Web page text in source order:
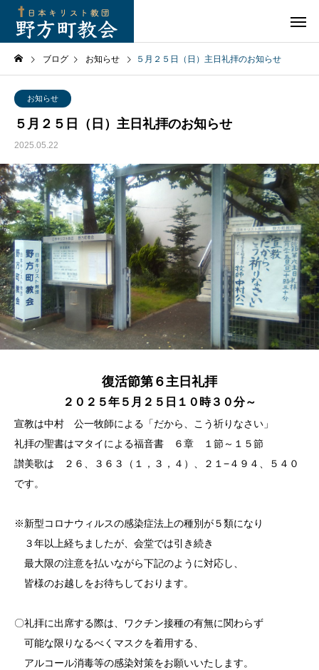
ブログ お知らせ ５月２５日（日）主日礼拝のお知らせ
お知らせ
５月２５日（日）主日礼拝のお知らせ
2025.05.22
復活節第６主日礼拝
２０２５年５月２５日１０時３０分～
宣教は中村 公一牧師による「だから、こう祈りなさい」
礼拝の聖書はマタイによる福音書 ６章 １節～１５節
讃美歌は ２６、３６３（１，３，４）、２１−４９４、５４０
です。
※新型コロナウィルスの感染症法上の種別が５類になり
３年以上経ちましたが、会堂では引き続き
最大限の注意を払いながら下記のように対応し、
皆様のお越しをお待ちしております。
〇礼拝に出席する際は、ワクチン接種の有無に関わらず
可能な限りなるべくマスクを着用する、
アルコール消毒等の感染対策をお願いいたします。